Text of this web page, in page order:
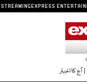
EXPRESS
| آج کا اخبار